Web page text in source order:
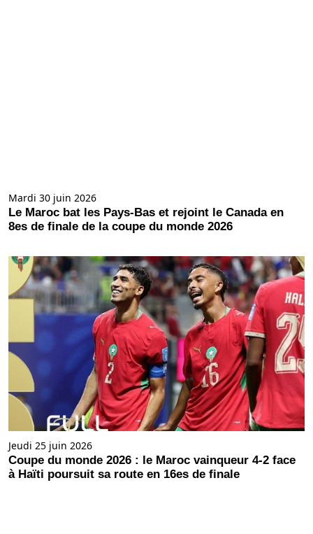
Mardi 30 juin 2026
Le Maroc bat les Pays-Bas et rejoint le Canada en
8es de finale de la coupe du monde 2026
Jeudi 25 juin 2026
Coupe du monde 2026 : le Maroc vainqueur 4-2 face
à Haïti poursuit sa route en 16es de finale